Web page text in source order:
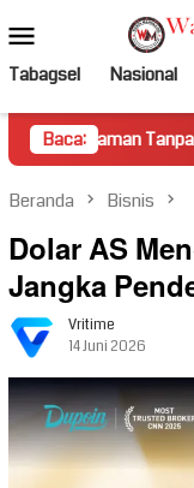
ke
kontenMobile
Tabagsel Nasional
Baca:
Tanpa Dasar Hukum
Beranda Bisnis
Dolar AS
Jangka
Vritime
14 Juni 2026